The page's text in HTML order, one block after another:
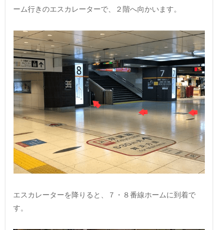
ーム行きのエスカレーターで、２階へ向かいます。
エスカレーターを降りると、７・８番線ホームに到着で
す。